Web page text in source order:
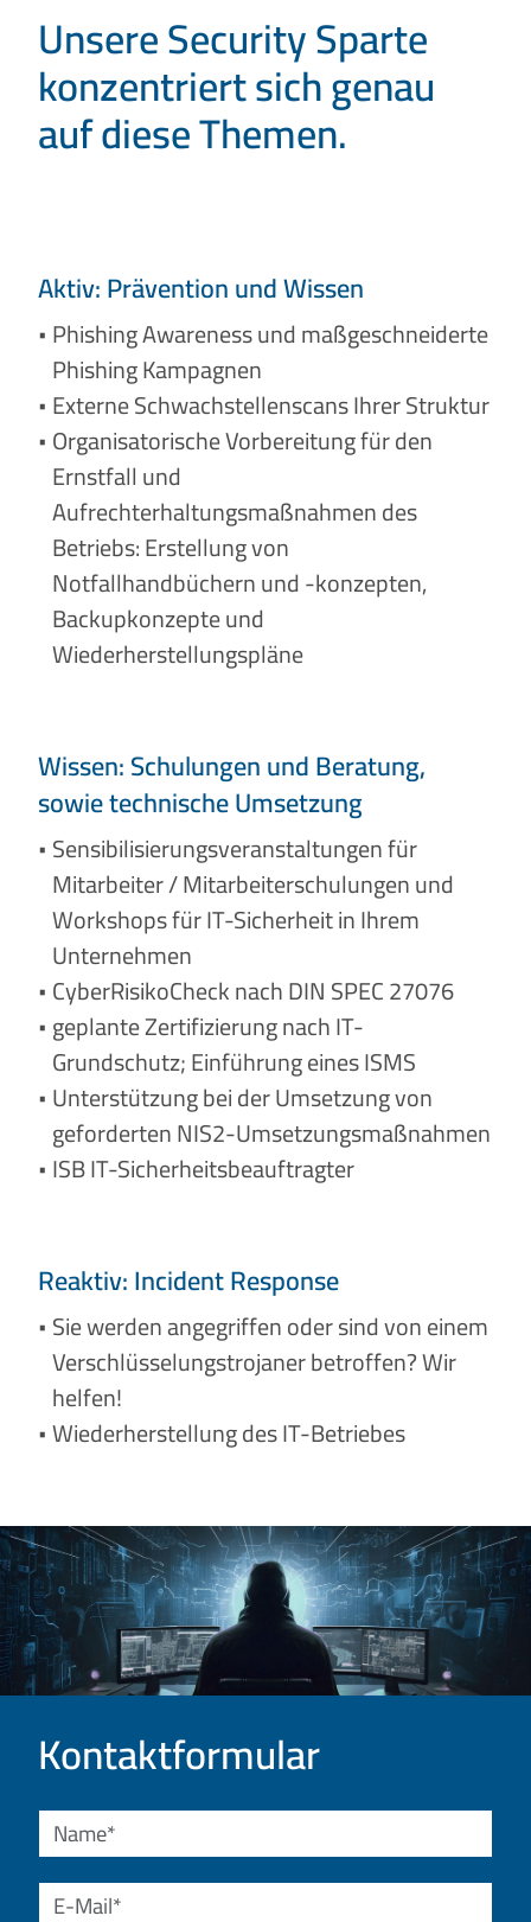
Unsere Security Sparte
konzentriert sich genau
auf diese Themen.
Aktiv: Prävention und Wissen
Phishing Awareness und maßgeschneiderte
Phishing Kampagnen
Externe Schwachstellenscans Ihrer Struktur
Organisatorische Vorbereitung für den
Ernstfall und
Aufrechterhaltungsmaßnahmen des
Betriebs: Erstellung von
Notfallhandbüchern und -konzepten,
Backupkonzepte und
Wiederherstellungspläne
Wissen: Schulungen und Beratung,
sowie technische Umsetzung
Sensibilisierungsveranstaltungen für
Mitarbeiter / Mitarbeiterschulungen und
Workshops für IT-Sicherheit in Ihrem
Unternehmen
CyberRisikoCheck nach DIN SPEC 27076
geplante Zertifizierung nach IT-
Grundschutz; Einführung eines ISMS
Unterstützung bei der Umsetzung von
geforderten NIS2-Umsetzungsmaßnahmen
ISB IT-Sicherheitsbeauftragter
Reaktiv: Incident Response
Sie werden angegriffen oder sind von einem
Verschlüsselungstrojaner betroffen? Wir
helfen!
Wiederherstellung des IT-Betriebes
Kontaktformular
Name
E-Mail